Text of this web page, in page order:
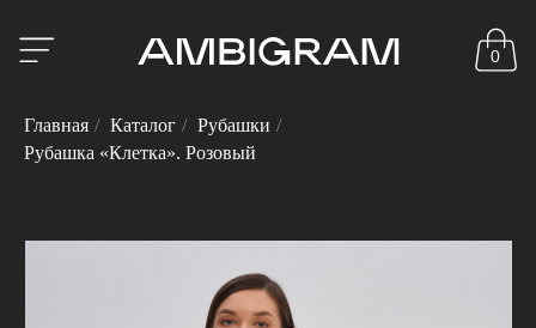
Главная / Каталог / Рубашки /
Рубашка «Клетка». Розовый